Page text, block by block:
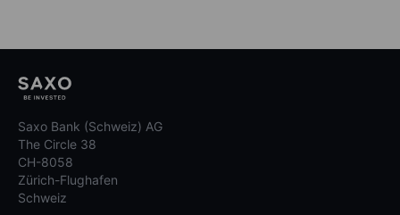
Saxo Bank (Schweiz) AG
The Circle 38
CH-8058
Zürich-Flughafen
Schweiz